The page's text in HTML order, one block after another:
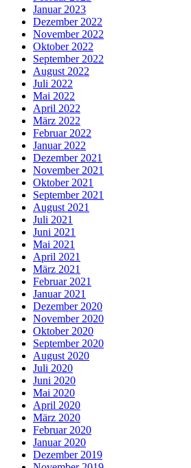
Januar 2023
Dezember 2022
November 2022
Oktober 2022
September 2022
August 2022
Juli 2022
Mai 2022
April 2022
März 2022
Februar 2022
Januar 2022
Dezember 2021
November 2021
Oktober 2021
September 2021
August 2021
Juli 2021
Juni 2021
Mai 2021
April 2021
März 2021
Februar 2021
Januar 2021
Dezember 2020
November 2020
Oktober 2020
September 2020
August 2020
Juli 2020
Juni 2020
Mai 2020
April 2020
März 2020
Februar 2020
Januar 2020
Dezember 2019